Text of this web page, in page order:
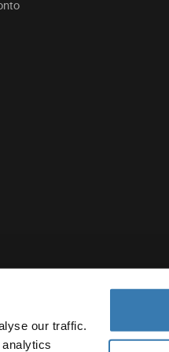
our traffic.